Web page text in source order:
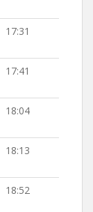
17:31
17:41
18:04
18:13
18:52